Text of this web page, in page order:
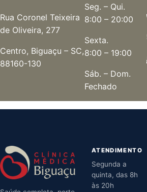
Rua Coronel Teixeira
de Oliveira, 277
Centro, Biguaçu – SC,
88160-130
Seg. – Qui.
8:00 – 20:00
Sexta.
8:00 – 19:00
Sáb. – Dom.
Fechado
ATENDIMENTO
Segunda a
quinta, das 8h
às 20h